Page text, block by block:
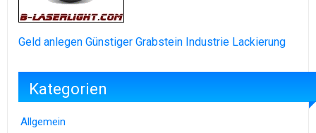
Geld anlegen Günstiger Grabstein Industrie Lackierung
Kategorien
Allgemein